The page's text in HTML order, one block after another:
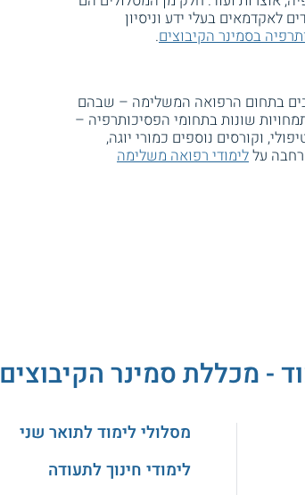
לאקדמאים בעלי ידע וניסיון
בסמינר הקיבוצים.
בתחום הרפואה המשלימה – שבהם
שונות בתחומי הפסיכותרפיה –
וקורסים נוספים כמורי יוגה,
עללימודי רפואה משלימה
- מכללת סמינר הקיבוצים
מסלולי לימוד לתואר שני
לימודי חינוך לתעודה